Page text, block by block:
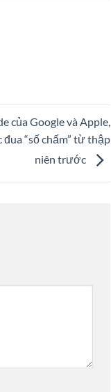
của Google và Apple,
“số chấm” từ thập
niên trước